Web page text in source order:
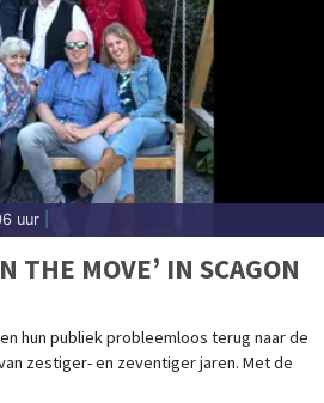
uur
THE MOVE’ IN SCAGON
hun publiek probleemloos terug naar de
zestiger- en zeventiger jaren. Met de